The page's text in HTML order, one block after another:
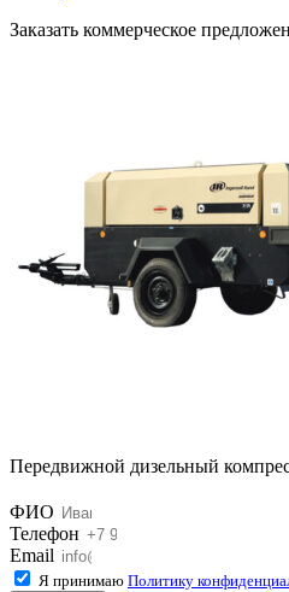
Заказать коммерческое
Передвижной дизельный
ФИО
Телефон
Email
Я принимаю Политику